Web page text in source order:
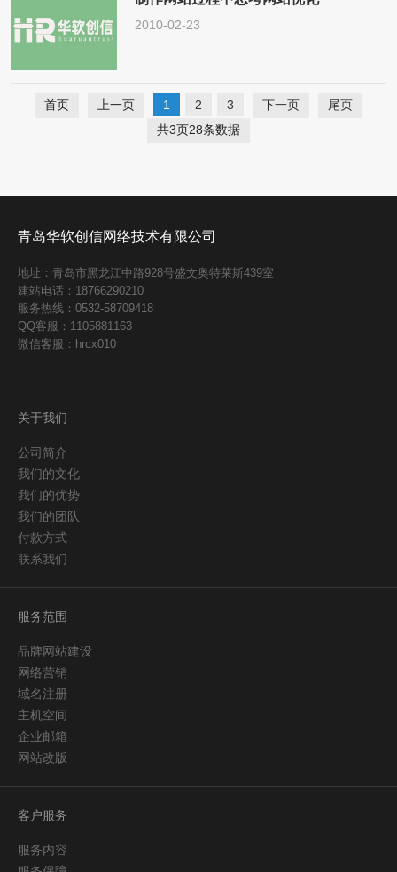
2010-02-23
首页 上一页 1 2 3 下一页
尾页
共3页28条数据
青岛华软创信网络技术有限公司
地址：青岛市黑龙江中路928号盛文奥特莱斯439室
建站电话：18766290210
服务热线：0532-58709418
QQ客服：1105881163
微信客服：hrcx010
关于我们
公司简介
我们的文化
我们的优势
我们的团队
付款方式
联系我们
服务范围
品牌网站建设
网络营销
域名注册
主机空间
企业邮箱
网站改版
客户服务
服务内容